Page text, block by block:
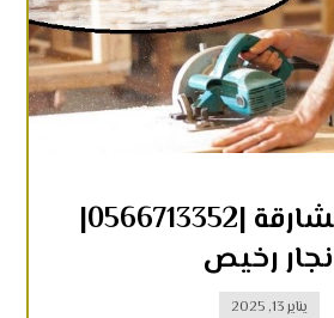
نجار في الشارقة |0566713352|
نجار رخيص
يناير 13, 2025